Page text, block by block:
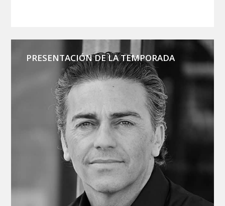
PRESENTACIÓN DE LA TEMPORADA